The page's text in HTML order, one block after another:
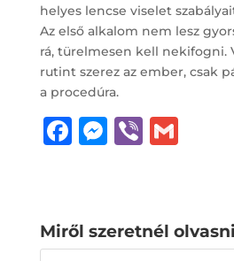
helyes lencse viselet
Az első alkalom nem lesz
rá, türelmesen kell nekifogni.
rutint szerez az ember, csak
a procedúra.
F
e
b
M
n
Vi G
l
Miről szeretnél